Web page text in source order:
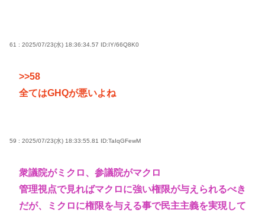
61 : 2025/07/23(水) 18:36:34.57 ID:IY/66Q8K0
>>58
全てはGHQが悪いよね
59 : 2025/07/23(水) 18:33:55.81 ID:TaIqGFewM
衆議院がミクロ、参議院がマクロ
管理視点で見ればマクロに強い権限が与えられるべき
だが、ミクロに権限を与える事で民主主義を実現して